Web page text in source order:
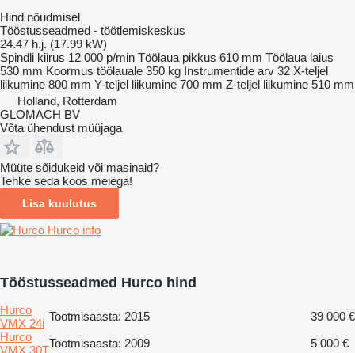
Hind nõudmisel
Tööstusseadmed - töötlemiskeskus
24.47 h.j. (17.99 kW)
Spindli kiirus 12 000 p/min Töölaua pikkus 610 mm Töölaua laius
530 mm Koormus töölauale 350 kg Instrumentide arv 32 X-teljel
liikumine 800 mm Y-teljel liikumine 700 mm Z-teljel liikumine 510 mm
Holland, Rotterdam
GLOMACH BV
Võta ühendust müüjaga
Müüte sõidukeid või masinaid?
Tehke seda koos meiega!
Lisa kuulutus
Hurco info
Tööstusseadmed Hurco hind
Hurco
VMX 24i
Tootmisaasta: 2015
39 000 €
Hurco
VMX 30T
Tootmisaasta: 2009 5 000 €